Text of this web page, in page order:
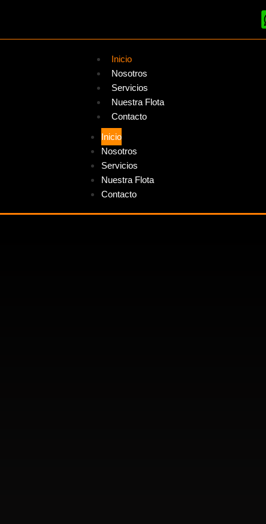
Inicio
Nosotros
Servicios
Nuestra Flota
Contacto
Inicio
Nosotros
Servicios
Nuestra Flota
Contacto